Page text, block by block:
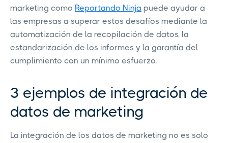
marketing como Reportando Ninja puede ayudar a
las empresas a superar estos desafíos mediante la
automatización de la recopilación de datos, la
estandarización de los informes y la garantía del
cumplimiento con un mínimo esfuerzo.
3 ejemplos de integración de
datos de marketing
La integración de los datos de marketing no es solo